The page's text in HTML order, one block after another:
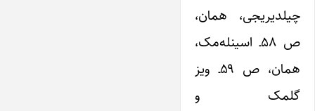
چیلدیریجی، همان،
ص ۵۸ـ اسینله‌‌‌‌مک،
همان، ص ۵۹ـ ویز
گلمک و